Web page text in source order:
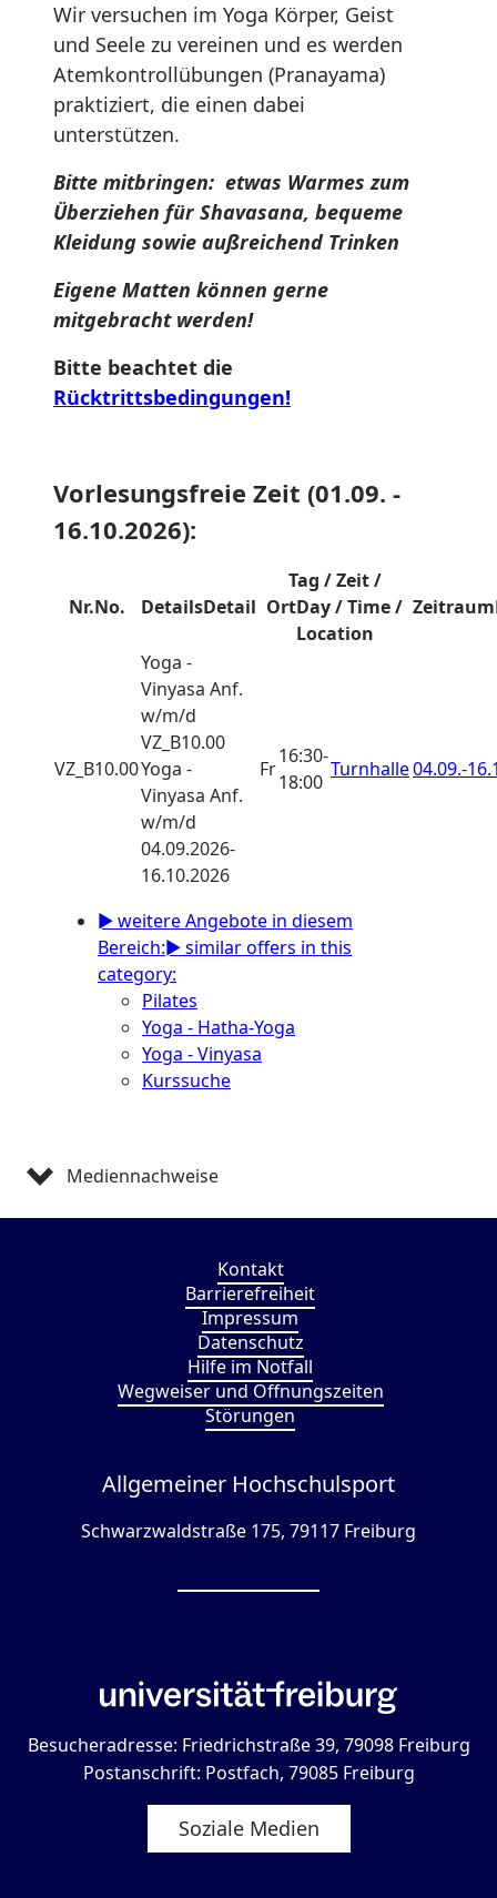
Wir versuchen im Yoga Körper, Geist
und Seele zu vereinen und es werden
Atemkontrollübungen (Pranayama)
praktiziert, die einen dabei
unterstützen.
Bitte mitbringen: etwas Warmes zum
Überziehen für Shavasana, bequeme
Kleidung sowie außreichend Trinken
Eigene Matten können gerne
mitgebracht werden!
Bitte beachtet die
Rücktrittsbedingungen!
Vorlesungsfreie Zeit (01.09. -
16.10.2026):
Nr.No. DetailsDetail
Tag / Zeit /
OrtDay / Time /
Location
Zeitraum
VZ_B10.00
Yoga -
Vinyasa Anf.
w/m/d
VZ_B10.00
Yoga -
Vinyasa Anf.
w/m/d
04.09.2026-
16.10.2026
Fr
16:30-
18:00
Turnhalle04.09.-
► weitere Angebote in diesem
Bereich:► similar offers in this
category:
Pilates
Yoga - Hatha-Yoga
Yoga - Vinyasa
Kurssuche
Mediennachweise
Kontakt
Barrierefreiheit
Impressum
Datenschutz
Hilfe im Notfall
Wegweiser und Öffnungszeiten
Störungen
Allgemeiner Hochschulsport
Schwarzwaldstraße 175, 79117 Freiburg
Besucheradresse: Friedrichstraße 39, 79098 Freiburg
Postanschrift: Postfach, 79085 Freiburg
Soziale Medien